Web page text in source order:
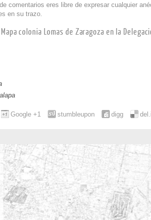
comentarios eres libre de expresar cualquier
en su trazo.
Mapa colonia Lomas de Zaragoza en la
digg
stumbleupon
Google +1